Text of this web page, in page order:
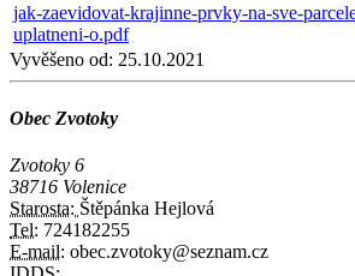
jak-zaevidovat-krajinne-prvky-na-sve-
uplatneni-o.pdf
Vyvěšeno od: 25.10.2021
Obec Zvotoky
Zvotoky 6
38716 Volenice
Starosta: Štěpánka Hejlová
Tel: 724182255
E-mail: obec.zvotoky@seznam.cz